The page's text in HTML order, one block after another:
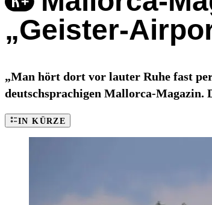
„Geister-
„Man hört dort vor lauter Ruhe fast
deutschsprachigen Mallorca-Magazin.
IN KÜRZE